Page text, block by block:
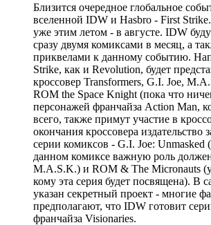
Близится очередное глобальное
вселенной IDW и Hasbro - First
уже этим летом - в августе. IDW
сразу двумя комиксами в месяц, а
приквелами к данному событию.
Strike, как и Revolution, будет
кроссовер Transformers, G.I. Joe,
ROM the Space Knight (пока что
персонажей франчайза Action Man,
всего, также примут участие в
окончания кроссовера издательство
серии комиксов - G.I. Joe: Unmasked
данном комиксе важную роль
M.A.S.K.) и ROM & The Micronauts
кому эта серия будет посвящена). В
указан секретный проект - многие
предполагают, что IDW готовит
франчайза Visionaries.